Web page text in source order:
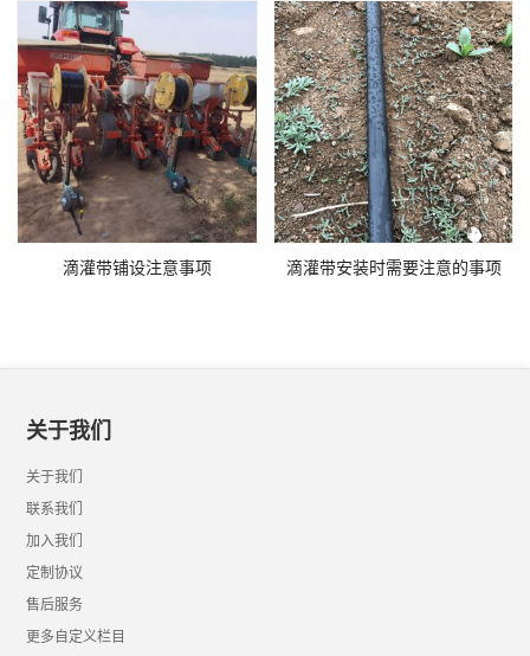
滴灌带铺设注意事项 滴灌带安装时需要注意的事项
关于我们
关于我们
联系我们
加入我们
定制协议
售后服务
更多自定义栏目